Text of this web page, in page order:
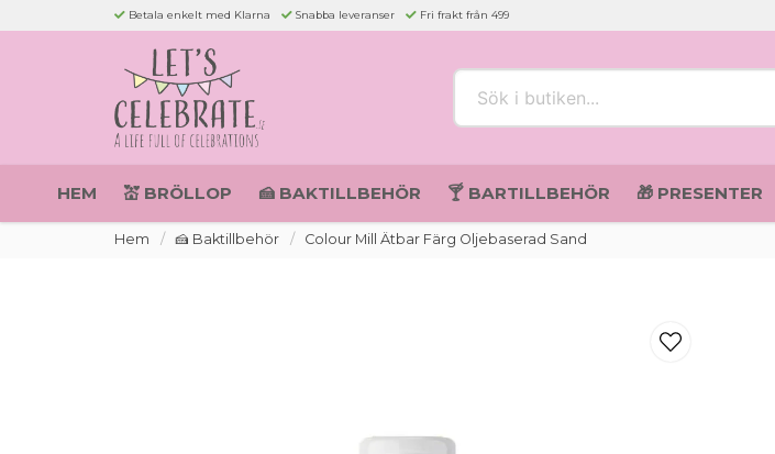
Betala enkelt med Klarna Snabba leveranser Fri frakt från 499
HEM 💒 BRÖLLOP 🍰 BAKTILLBEHÖR 🍸 BARTILLBEHÖR 🎁 PRESENTER
Hem 🍰 Baktillbehör Colour Mill Ätbar Färg Oljebaserad Sand